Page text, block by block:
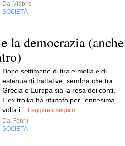
Da Vfabris
SOCIETÀ
la democrazia (anche
Dopo settimane di tira e molla e di
estenuanti trattative, sembra che tra
Grecia e Europa sia la resa dei conti.
L'ex troika ha rifiutato per l'ennesima
volta i...
Leggere il seguito
Da Fenrir
SOCIETÀ